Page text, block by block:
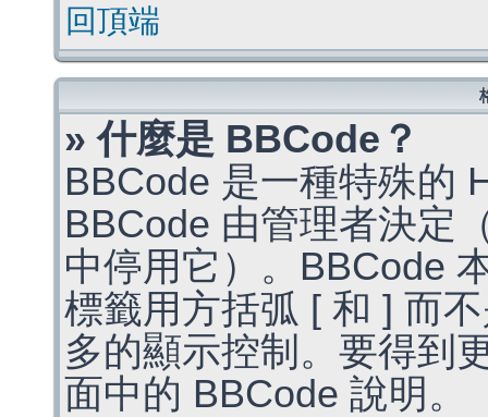
回頂端
» 什麼是 BBCode？
BBCode 是一種特殊的
BBCode 由管理者決定
中停用它）。BBCode
標籤用方括弧 [ 和 ] 而
多的顯示控制。要得到
面中的 BBCode 說明。